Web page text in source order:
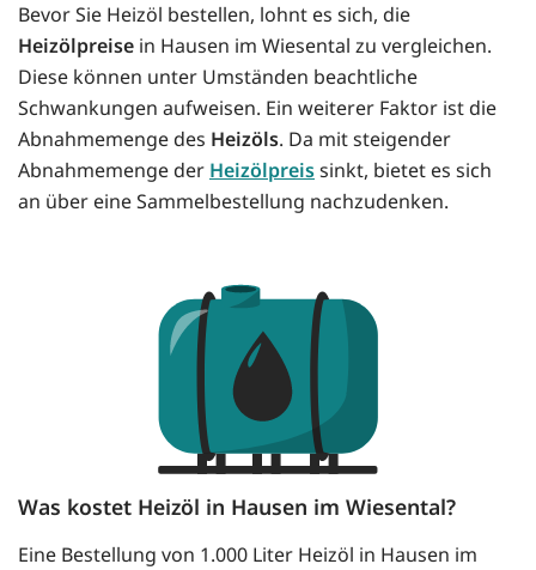
Bevor Sie Heizöl bestellen, lohnt es sich, die
Heizölpreise in Hausen im Wiesental zu vergleichen.
Diese können unter Umständen beachtliche
Schwankungen aufweisen. Ein weiterer Faktor ist die
Abnahmemenge des Heizöls. Da mit steigender
Abnahmemenge der Heizölpreissinkt, bietet es sich
an über eine Sammelbestellung nachzudenken.
Was kostet Heizöl in Hausen im Wiesental?
Eine Bestellung von 1.000 Liter Heizöl in Hausen im